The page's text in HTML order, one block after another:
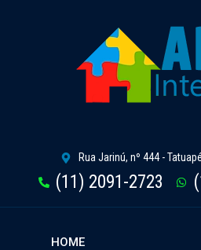
Rua Jarinú, nº 444 -
(11) 2091-2723
HOME